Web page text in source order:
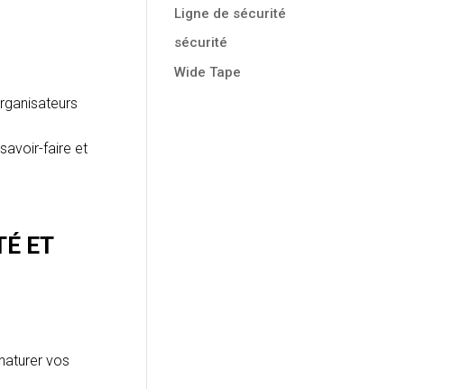
faire et
ET
vos
Ligne de sécurité
sécurité
Wide Tape